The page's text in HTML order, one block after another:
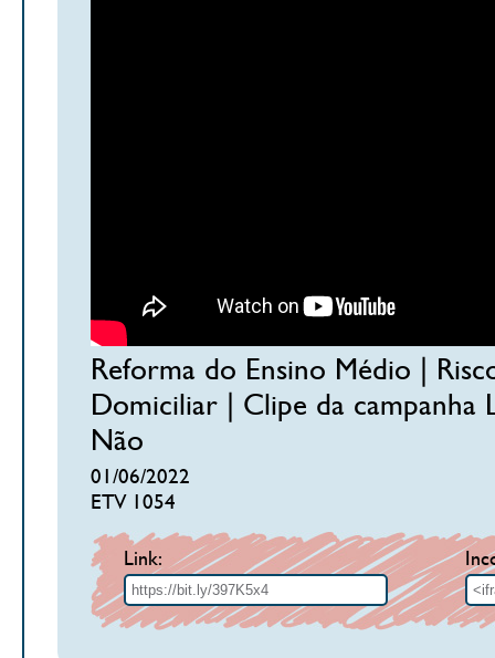
Reforma do Ensino Médio |
Domiciliar | Clipe da campanha
Não
01/06/2022
ETV 1054
Link: